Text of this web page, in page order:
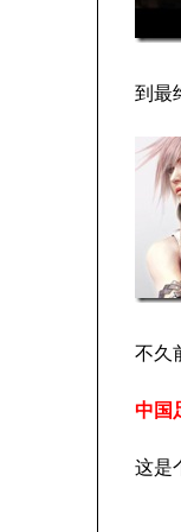
到最
不久
中国
这是